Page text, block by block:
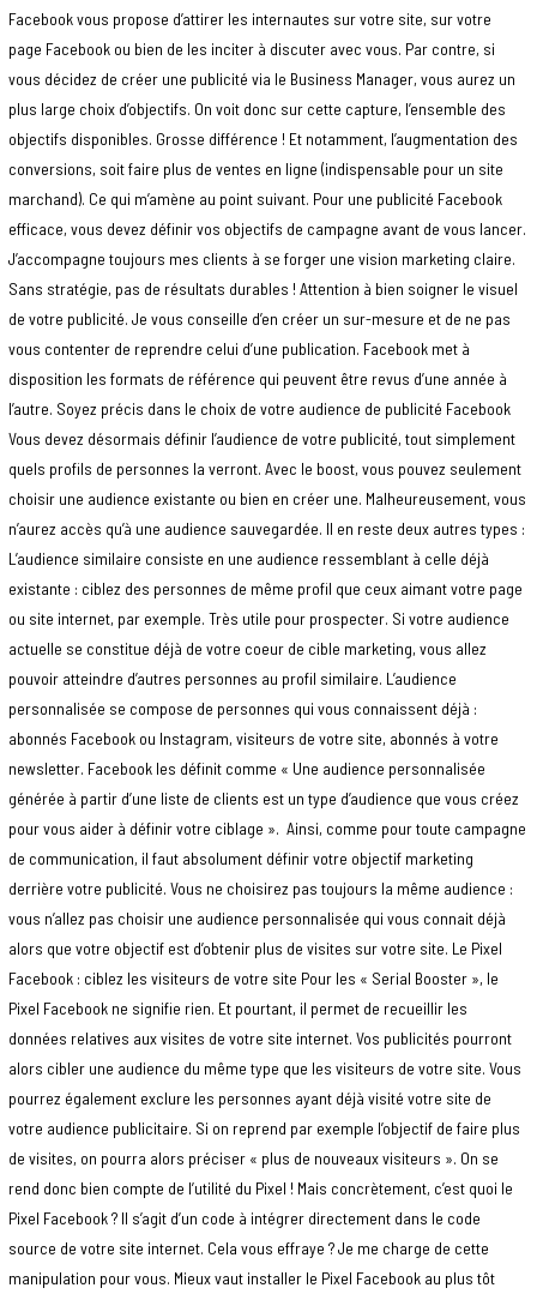
Facebook vous propose d’attirer les internautes sur votre site, sur votre
page Facebook ou bien de les inciter à discuter avec vous. Par contre, si
vous décidez de créer une publicité via le Business Manager, vous aurez un
plus large choix d’objectifs. On voit donc sur cette capture, l’ensemble des
objectifs disponibles. Grosse différence ! Et notamment, l’augmentation des
conversions, soit faire plus de ventes en ligne (indispensable pour un site
marchand). Ce qui m’amène au point suivant. Pour une publicité Facebook
efficace, vous devez définir vos objectifs de campagne avant de vous lancer.
J’accompagne toujours mes clients à se forger une vision marketing claire.
Sans stratégie, pas de résultats durables ! Attention à bien soigner le visuel
de votre publicité. Je vous conseille d’en créer un sur-mesure et de ne pas
vous contenter de reprendre celui d’une publication. Facebook met à
disposition les formats de référence qui peuvent être revus d’une année à
l’autre. Soyez précis dans le choix de votre audience de publicité Facebook
Vous devez désormais définir l’audience de votre publicité, tout simplement
quels profils de personnes la verront. Avec le boost, vous pouvez seulement
choisir une audience existante ou bien en créer une. Malheureusement, vous
n’aurez accès qu’à une audience sauvegardée. Il en reste deux autres types :
L’audience similaire consiste en une audience ressemblant à celle déjà
existante : ciblez des personnes de même profil que ceux aimant votre page
ou site internet, par exemple. Très utile pour prospecter. Si votre audience
actuelle se constitue déjà de votre coeur de cible marketing, vous allez
pouvoir atteindre d’autres personnes au profil similaire. L’audience
personnalisée se compose de personnes qui vous connaissent déjà :
abonnés Facebook ou Instagram, visiteurs de votre site, abonnés à votre
newsletter. Facebook les définit comme « Une audience personnalisée
générée à partir d’une liste de clients est un type d’audience que vous créez
pour vous aider à définir votre ciblage ». Ainsi, comme pour toute campagne
de communication, il faut absolument définir votre objectif marketing
derrière votre publicité. Vous ne choisirez pas toujours la même audience :
vous n’allez pas choisir une audience personnalisée qui vous connait déjà
alors que votre objectif est d’obtenir plus de visites sur votre site. Le Pixel
Facebook : ciblez les visiteurs de votre site Pour les « Serial Booster », le
Pixel Facebook ne signifie rien. Et pourtant, il permet de recueillir les
données relatives aux visites de votre site internet. Vos publicités pourront
alors cibler une audience du même type que les visiteurs de votre site. Vous
pourrez également exclure les personnes ayant déjà visité votre site de
votre audience publicitaire. Si on reprend par exemple l’objectif de faire plus
de visites, on pourra alors préciser « plus de nouveaux visiteurs ». On se
rend donc bien compte de l’utilité du Pixel ! Mais concrètement, c’est quoi le
Pixel Facebook ? Il s’agit d’un code à intégrer directement dans le code
source de votre site internet. Cela vous effraye ? Je me charge de cette
manipulation pour vous. Mieux vaut installer le Pixel Facebook au plus tôt